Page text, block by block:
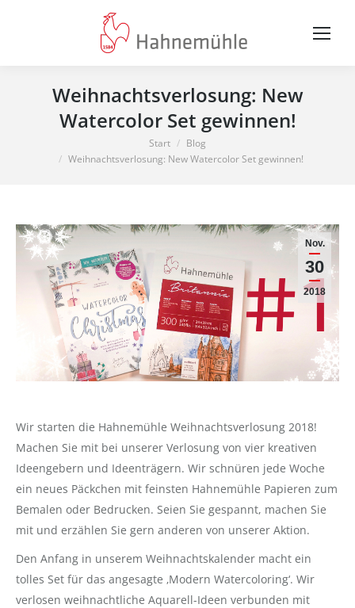
Weihnachtsverlosung: New
Watercolor Set gewinnen!
Start
Blog
Weihnachtsverlosung: New Watercolor Set gewinnen!
Nov.
30
2018
Wir starten die Hahnemühle Weihnachtsverlosung 2018!
Machen Sie mit bei unserer Verlosung von vier kreativen
Ideengebern und Ideenträgern. Wir schnüren jede Woche
ein neues Päckchen mit feinsten Hahnemühle Papieren zum
Bemalen oder Bedrucken. Seien Sie gespannt, machen Sie
mit und erzählen Sie gern anderen von unserer Aktion.
Den Anfang in unserem Weihnachtskalender macht ein
tolles Set für das angesagte ‚Modern Watercoloring‘. Wir
verlosen weihnachtliche Aquarell-Ideen verbunden mit